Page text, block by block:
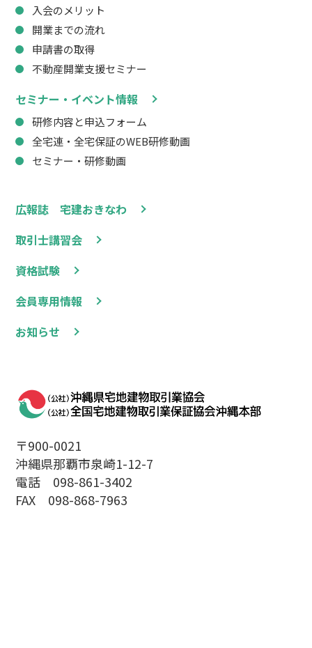
広報誌 宅建おきなわ
取引士講習会
資格試験
会員専用情報
お知らせ
入会のメリット
開業までの流れ
申請書の取得
不動産開業支援セミナー
セミナー・イベント情報
研修内容と申込フォーム
全宅連・全宅保証のWEB研修動画
セミナー・研修動画
〒900-0021
沖縄県那覇市泉崎1-12-7
電話 098-861-3402
FAX 098-868-7963